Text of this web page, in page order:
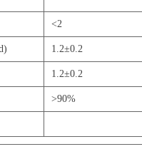
<2
1.2±0.2
1.2±0.2
>90%